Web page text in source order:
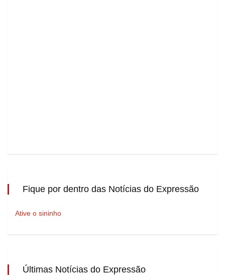
Fique por dentro das Notícias do Expressão
Ative o sininho
Últimas Notícias do Expressão